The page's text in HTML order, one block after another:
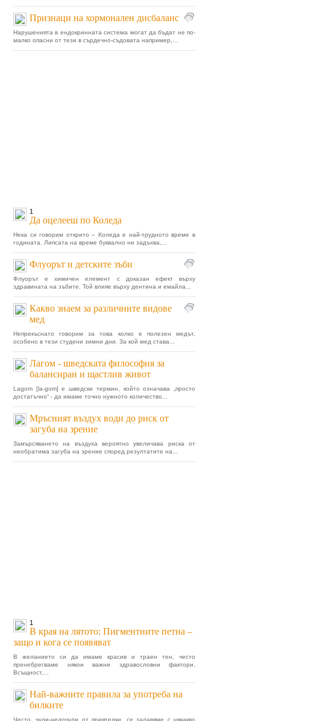
Признаци на хормонален дисбаланс
Нарушенията в ендокринната система могат да бъдат не по-
малко опасни от тези в сърдечно-съдовата например,...
1
Да оцелееш по Коледа
Нека си говорим открито – Коледа е най-трудното време в
годината. Липсата на време буквално ни задъхва,...
Флуорът и детските зъби
Флуорът е химичен елемент с доказан ефект върху
здравината на зъбите. Той влияе върху дентина и емайла...
Какво знаем за различните видове
мед
Непрекъснато говорим за това колко е полезен медът,
особено в тези студени зимни дни. За кой мед става...
Лагом - шведската философия за
балансиран и щастлив живот
Lagom [la-gom] е шведски термин, който означава „просто
достатъчно“ - да имаме точно нужното количество...
Мръсният въздух води до риск от
загуба на зрение
Замърсяването на въздуха вероятно увеличава риска от
необратима загуба на зрение според резултатите на...
1
В края на лятото: Пигментните петна –
защо и кога се появяват
В желанието си да имаме красив и траен тен, често
пренебрегваме някои важни здравословни фактори.
Всъщност,...
Най-важните правила за употреба на
билките
Често, чули-недочули от приятелки, се залавяме с някакво